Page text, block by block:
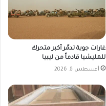
غارات جوية تدمّر أكبر متحرك
للمليشيا قادماً من ليبيا
أغسطس 6, 2026